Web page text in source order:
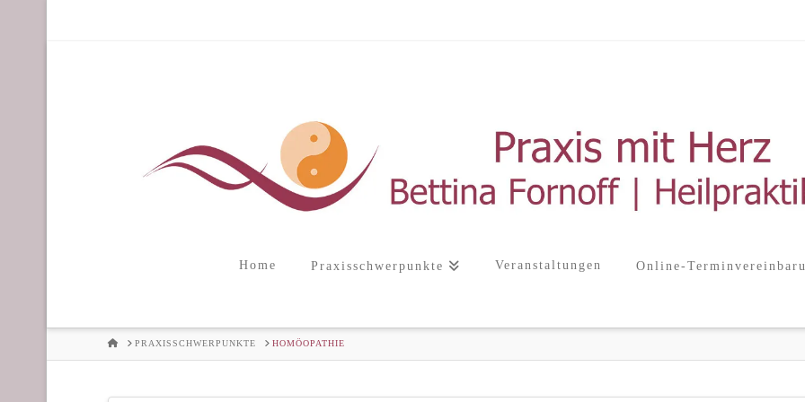
Home Praxisschwerpunkte Veranstaltungen Online-
HOMEPRAXISSCHWERPUNKTE HOMÖOPATHIE